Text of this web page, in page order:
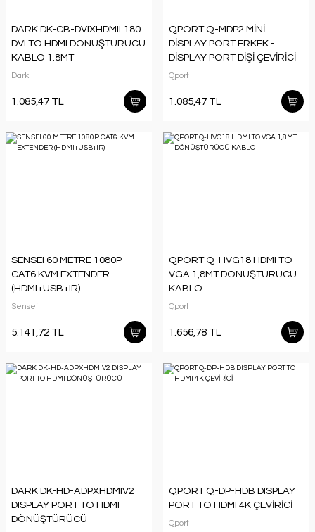
DARK DK-CB-DVIXHDMIL180
DVI TO HDMI DÖNÜŞTÜRÜCÜ
KABLO 1.8MT
Dark
1.085,47 TL
QPORT Q-MDP2 MİNİ
DİSPLAY PORT ERKEK -
DİSPLAY PORT DİŞİ ÇEVİRİCİ
Qport
1.085,47 TL
SENSEI 60 METRE 1080P
CAT6 KVM EXTENDER
(HDMI+USB+IR)
Sensei
5.141,72 TL
QPORT Q-HVG18 HDMI TO
VGA 1,8MT DÖNÜŞTÜRÜCÜ
KABLO
Qport
1.656,78 TL
DARK DK-HD-ADPXHDMIV2
DISPLAY PORT TO HDMI
DÖNÜŞTÜRÜCÜ
QPORT Q-DP-HDB DISPLAY
PORT TO HDMI 4K ÇEVİRİCİ
Qport